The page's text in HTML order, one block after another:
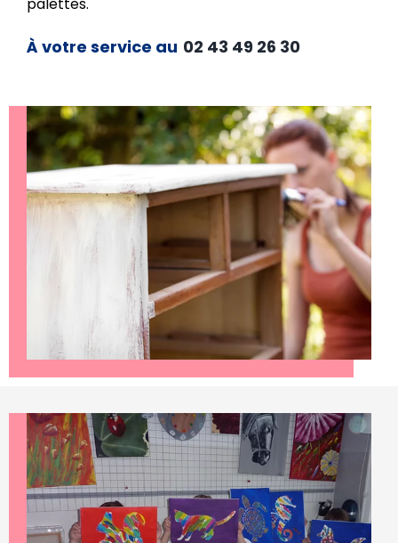
palettes.
À votre service au 02 43 49 26 30